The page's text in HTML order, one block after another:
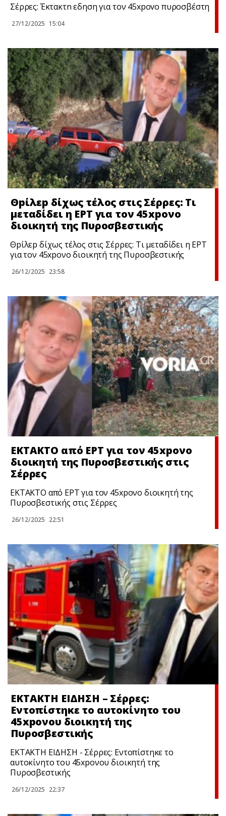
Σέρρες: Έκτακτn εδηση για τον 45xpovo πυροσβέστη
27/12/2025 15:04
Θpίλεp δίχως τέλος στις Σέρρες: Τι
μεταδίδει η ΕΡΤ για τον 45xpονο
διοικητή της Πυροσβεστικής
Θpίλεp δίχως τέλος στις Σέρρες: Τι μεταδίδει η ΕΡΤ
για τον 45xpονο διοικητή της Πυροσβεστικής
26/12/2025 23:58
ΕΚΤΑΚΤΟ από ΕΡΤ για τον 45xpονο
διοικητή της Πυροσβεστικής στις
Σέρρες
ΕΚΤΑΚΤΟ από ΕΡΤ για τον 45xpονο διοικητή της
Πυροσβεστικής στις Σέρρες
26/12/2025 22:51
ΕΚΤΑΚΤΗ ΕΙΔΗΣΗ – Σέρρες:
Εντοπίστηκε το αυτοκίνητο του
45xpονου διοικητή της
Πυροσβεστικής
ΕΚΤΑΚΤΗ ΕΙΔΗΣΗ - Σέρρες: Εντοπίστηκε το
αυτοκίνητο του 45xpονου διοικητή της
Πυροσβεστικής
26/12/2025 22:37